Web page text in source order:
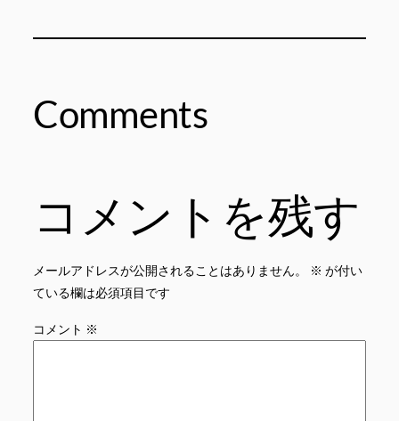
Comments
コメントを残す
メールアドレスが公開されることはありません。 ※ が付い
ている欄は必須項目です
コメント ※